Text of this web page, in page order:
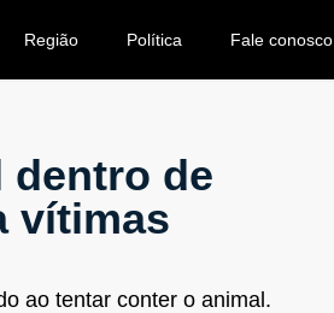
Região Política Fale conosco
dentro de
vítimas
ao tentar conter o animal.